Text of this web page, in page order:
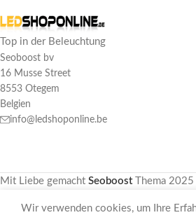
Top in der Beleuchtung
Seoboost bv
16 Musse Street
8553 Otegem
Belgien
info@ledshoponline.be
Mit Liebe gemacht SeoboostThema 2025
Wir verwenden cookies, um Ihre